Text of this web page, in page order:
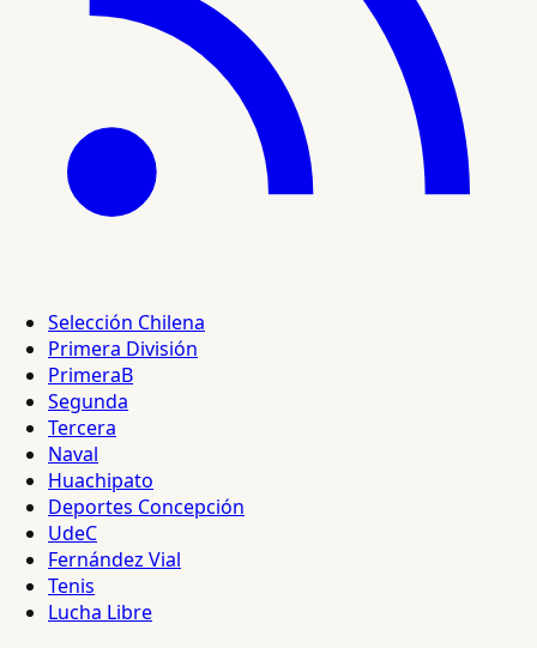
Selección Chilena
Primera División
PrimeraB
Segunda
Tercera
Naval
Huachipato
Deportes Concepción
UdeC
Fernández Vial
Tenis
Lucha Libre